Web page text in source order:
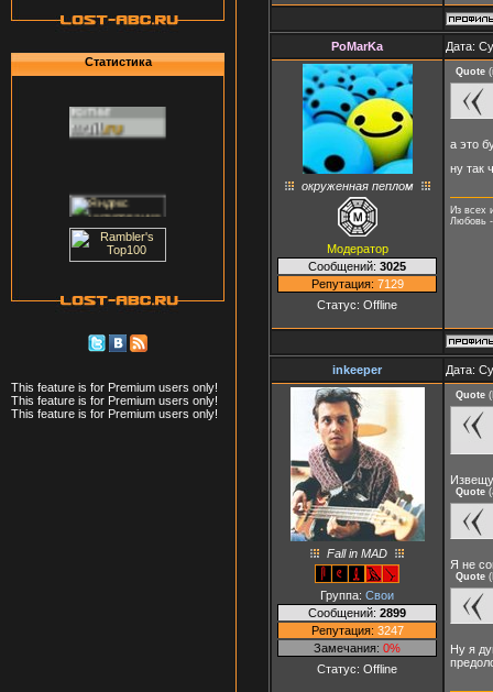
Статистика
This feature is for Premium users only!
This feature is for Premium users only!
This feature is for Premium users only!
PoMarKa Дата:
окруженная пеплом
Модератор
Сообщений: 3025
Репутация: 7129
Статус: Offline
Quote (
а это
ну так
Из всех
Любовь
inkeeper Дата:
Fall in MAD
Группа: Свои
Сообщений: 2899
Репутация: 3247
Замечания: 0%
Статус: Offline
Quote (
Quote (
Я не
Quote (
Ну я